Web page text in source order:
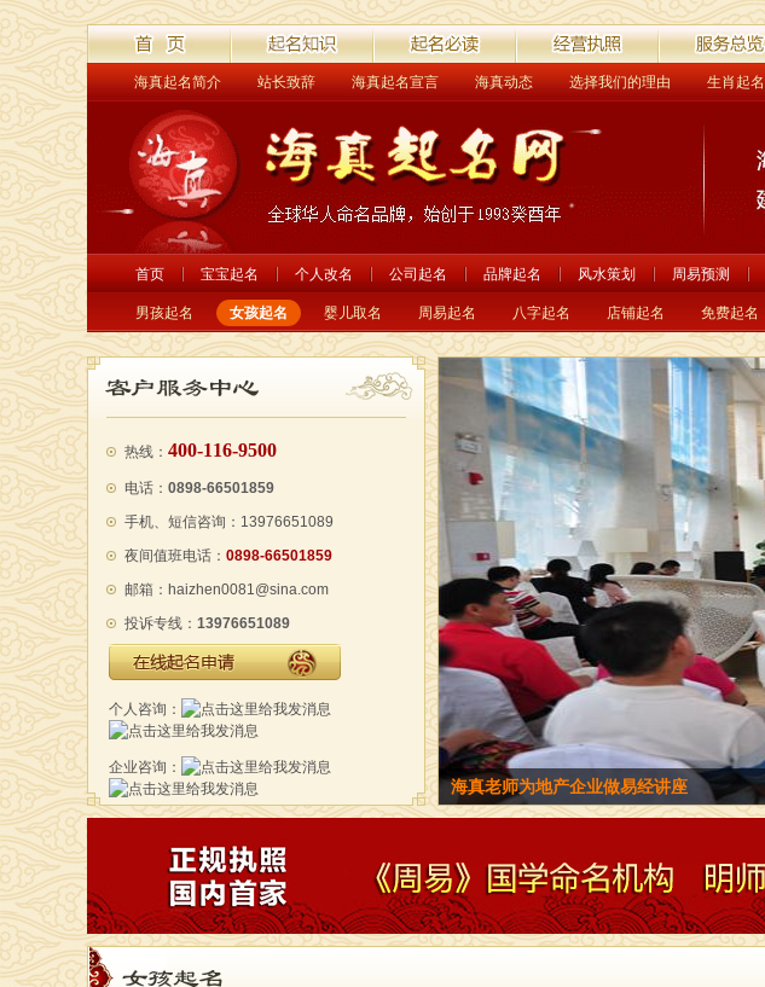
首页 起名解读 起名必读 经营执照 服务总览
海真起名简介 站长致辞 海真起名宣言 海真动态 选择我们的理由 生肖起名
首页 宝宝起名 个人改名 公司起名 品牌起名 风水策划 周易预测
男孩起名 女孩起名 婴儿取名 周易起名 八字起名 店铺起名 免费起名
热线： 400-116-9500
电话： 0898-66501859
手机、短信咨询：13976651089
夜间值班电话： 0898-66501859
邮箱：haizhen0081@sina.com
投诉专线： 13976651089
在线起名申请
个人咨询：
企业咨询：
海真老师金融企业讲座